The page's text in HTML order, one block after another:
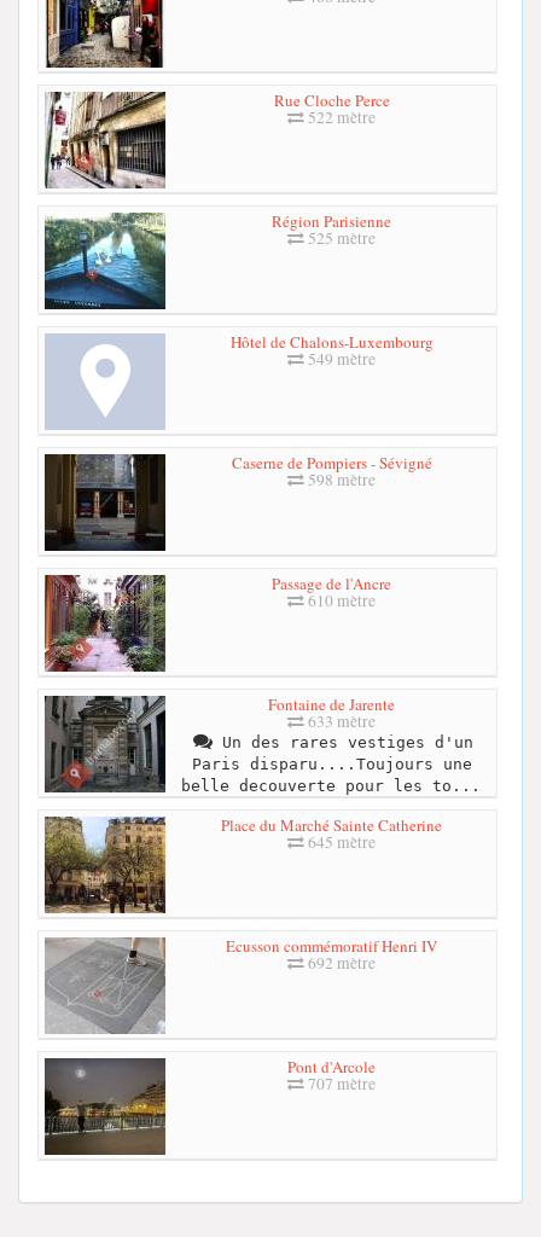
Rue Cloche Perce
522 mètre
Région Parisienne
525 mètre
Hôtel de Chalons-Luxembourg
549 mètre
Caserne de Pompiers - Sévigné
598 mètre
Passage de l'Ancre
610 mètre
Fontaine de Jarente
633 mètre
Un des rares vestiges d'un
Paris disparu....Toujours une
belle decouverte pour les to...
Place du Marché Sainte Catherine
645 mètre
Ecusson commémoratif Henri IV
692 mètre
Pont d'Arcole
707 mètre